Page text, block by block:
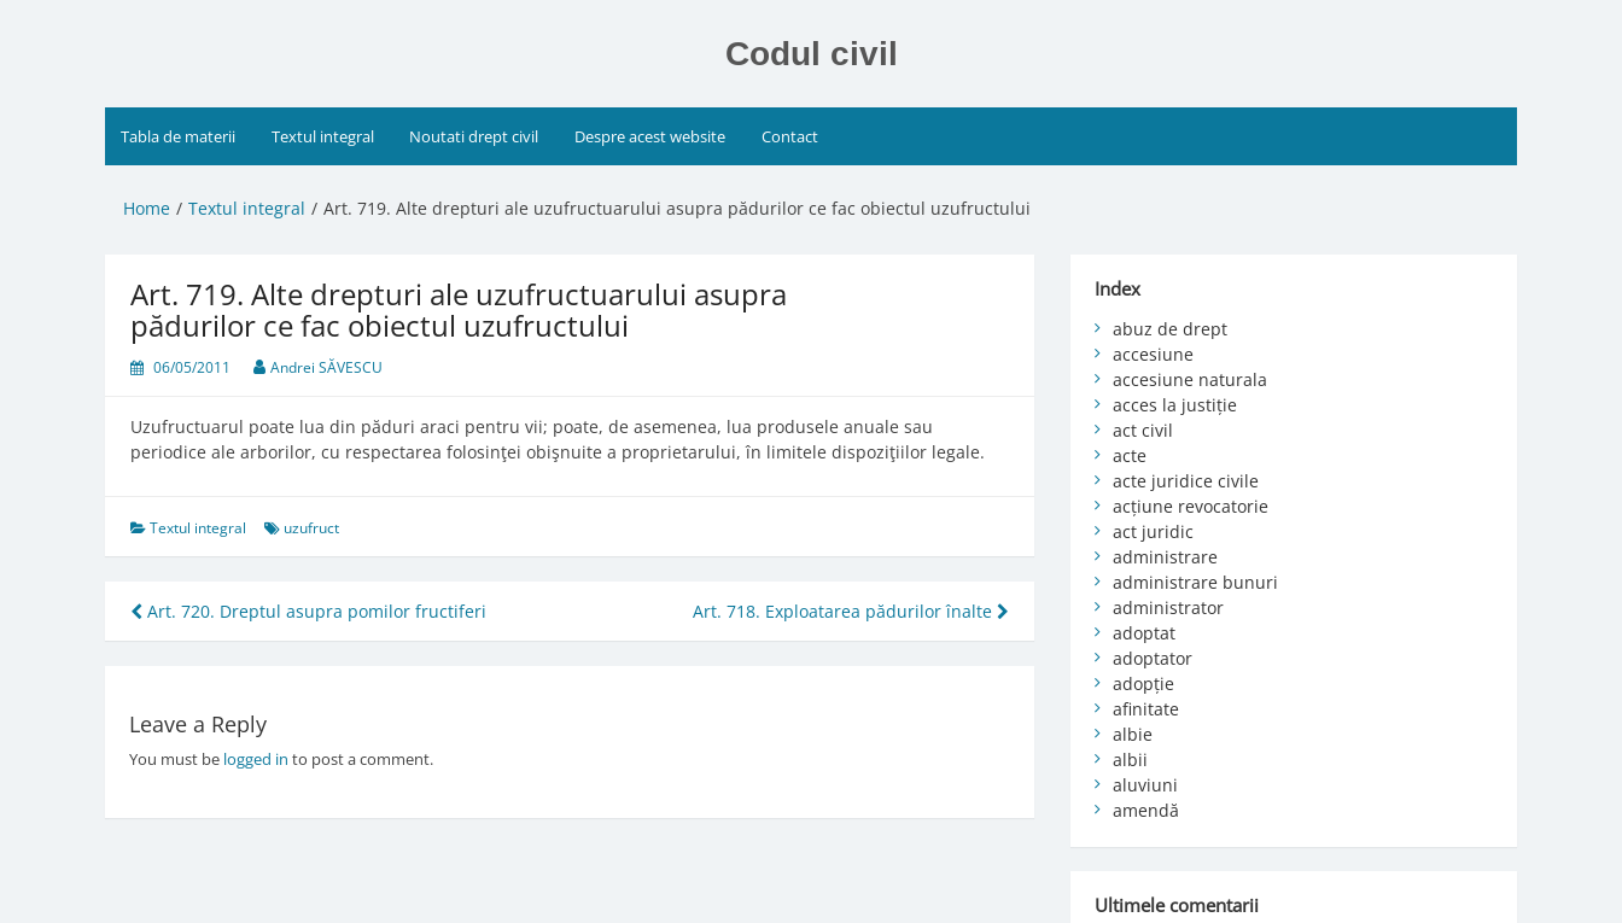
Codul civil
Tabla de materii Textul integral Noutati drept civil Despre acest website Contact
Home Textul integral Art. 719. Alte drepturi ale uzufructuarului asupra pădurilor ce fac obiectul uzufructului
Art. 719. Alte drepturi ale uzufructuarului asupra
pădurilor ce fac obiectul uzufructului
06/05/2011 Andrei SĂVESCU
Uzufructuarul poate lua din păduri araci pentru vii; poate, de asemenea, lua produsele anuale sau
periodice ale arborilor, cu respectarea folosinţei obişnuite a proprietarului, în limitele dispoziţiilor legale.
Textul integral uzufruct
Post
navigation
Art. 720. Dreptul asupra pomilor fructiferi Art. 718. Exploatarea pădurilor înalte
Leave a Reply
You must be logged in to post a comment.
Index
abuz de drept
accesiune
accesiune naturala
acces la justiție
act civil
acte
acte juridice civile
acțiune revocatorie
act juridic
administrare
administrare bunuri
administrator
adoptat
adoptator
adopție
afinitate
albie
albii
aluviuni
amendă
Ultimele comentarii